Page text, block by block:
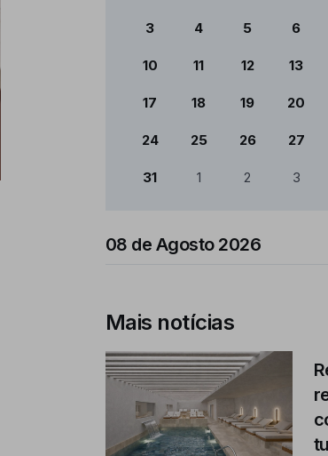
3 4 5 6
10 11 12 13
17 18 19 20
24 25 26 27
31 1 2 3
08 de Agosto 2026
Mais notícias